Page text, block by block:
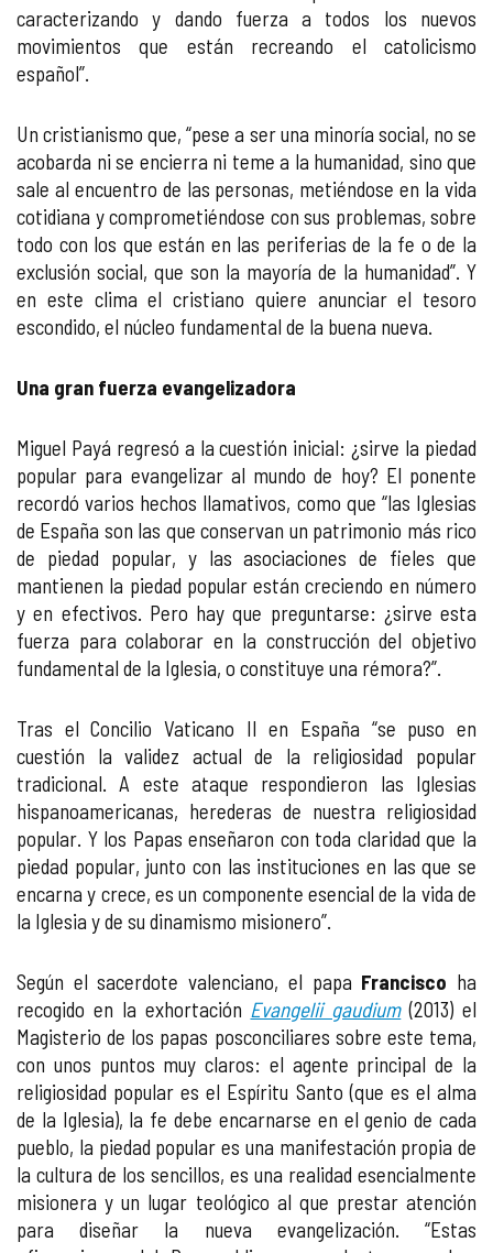
caracterizando y dando fuerza a todos los nuevos
movimientos que están recreando el catolicismo
español”.
Un cristianismo que, “pese a ser una minoría social, no se
acobarda ni se encierra ni teme a la humanidad, sino que
sale al encuentro de las personas, metiéndose en la vida
cotidiana y comprometiéndose con sus problemas, sobre
todo con los que están en las periferias de la fe o de la
exclusión social, que son la mayoría de la humanidad”. Y
en este clima el cristiano quiere anunciar el tesoro
escondido, el núcleo fundamental de la buena nueva.
Una gran fuerza evangelizadora
Miguel Payá regresó a la cuestión inicial: ¿sirve la piedad
popular para evangelizar al mundo de hoy? El ponente
recordó varios hechos llamativos, como que “las Iglesias
de España son las que conservan un patrimonio más rico
de piedad popular, y las asociaciones de fieles que
mantienen la piedad popular están creciendo en número
y en efectivos. Pero hay que preguntarse: ¿sirve esta
fuerza para colaborar en la construcción del objetivo
fundamental de la Iglesia, o constituye una rémora?”.
Tras el Concilio Vaticano II en España “se puso en
cuestión la validez actual de la religiosidad popular
tradicional. A este ataque respondieron las Iglesias
hispanoamericanas, herederas de nuestra religiosidad
popular. Y los Papas enseñaron con toda claridad que la
piedad popular, junto con las instituciones en las que se
encarna y crece, es un componente esencial de la vida de
la Iglesia y de su dinamismo misionero”.
Según el sacerdote valenciano, el papa Francisco ha
recogido en la exhortación Evangelii gaudium(2013) el
Magisterio de los papas posconciliares sobre este tema,
con unos puntos muy claros: el agente principal de la
religiosidad popular es el Espíritu Santo (que es el alma
de la Iglesia), la fe debe encarnarse en el genio de cada
pueblo, la piedad popular es una manifestación propia de
la cultura de los sencillos, es una realidad esencialmente
misionera y un lugar teológico al que prestar atención
para diseñar la nueva evangelización. “Estas